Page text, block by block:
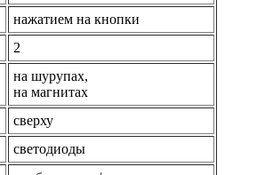
нажатием на кнопки
2
на шурупах,
на магнитах
сверху
светодиоды